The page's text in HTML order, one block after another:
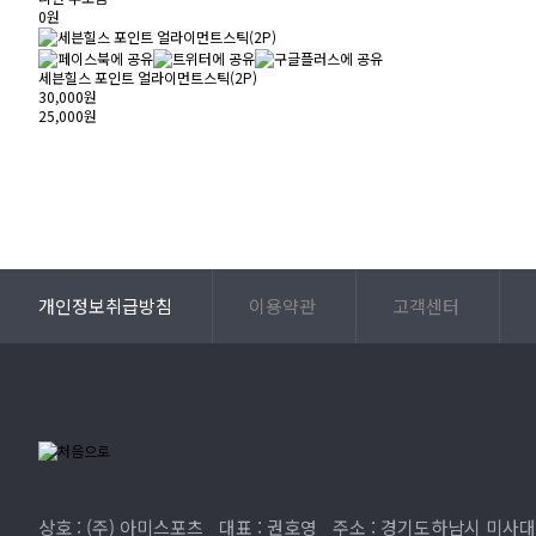
0원
세븐힐스 포인트 얼라이먼트스틱(2P)
30,000원
25,000원
개인정보취급방침 이용약관 고객센터
상호 : (주) 아미스포츠 대표 : 권호영 주소 : 경기도하남시 미사